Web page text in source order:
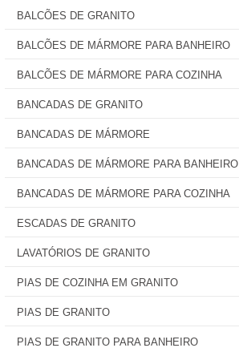
BALCÕES DE GRANITO
BALCÕES DE MÁRMORE PARA BANHEIRO
BALCÕES DE MÁRMORE PARA COZINHA
BANCADAS DE GRANITO
BANCADAS DE MÁRMORE
BANCADAS DE MÁRMORE PARA BANHEIRO
BANCADAS DE MÁRMORE PARA COZINHA
ESCADAS DE GRANITO
LAVATÓRIOS DE GRANITO
PIAS DE COZINHA EM GRANITO
PIAS DE GRANITO
PIAS DE GRANITO PARA BANHEIRO